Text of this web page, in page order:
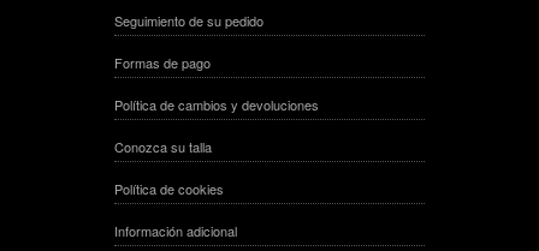
Seguimiento de su pedido
Formas de pago
Política de cambios y devoluciones
Conozca su talla
Política de cookies
Información adicional